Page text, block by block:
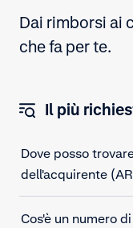
Dai rimborsi ai
che fa per te.
Il più
Dove posso
dell'acquirente
Cos'è un numero